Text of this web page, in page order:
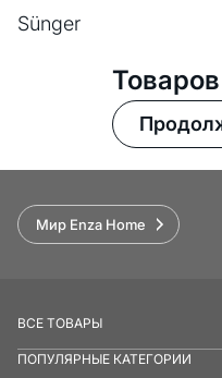
Sünger
Мир Enza Home
ВСЕ ТОВАРЫ
ПОПУЛЯРНЫЕ КАТЕГОРИИ